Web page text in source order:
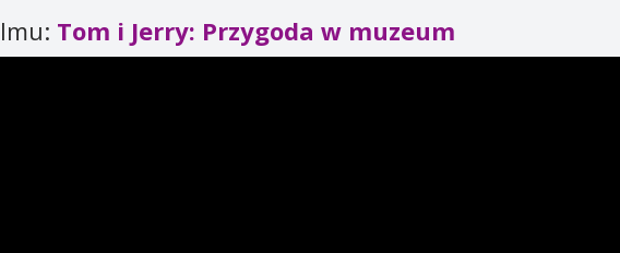
Tom i Jerry: Przygoda w muzeum